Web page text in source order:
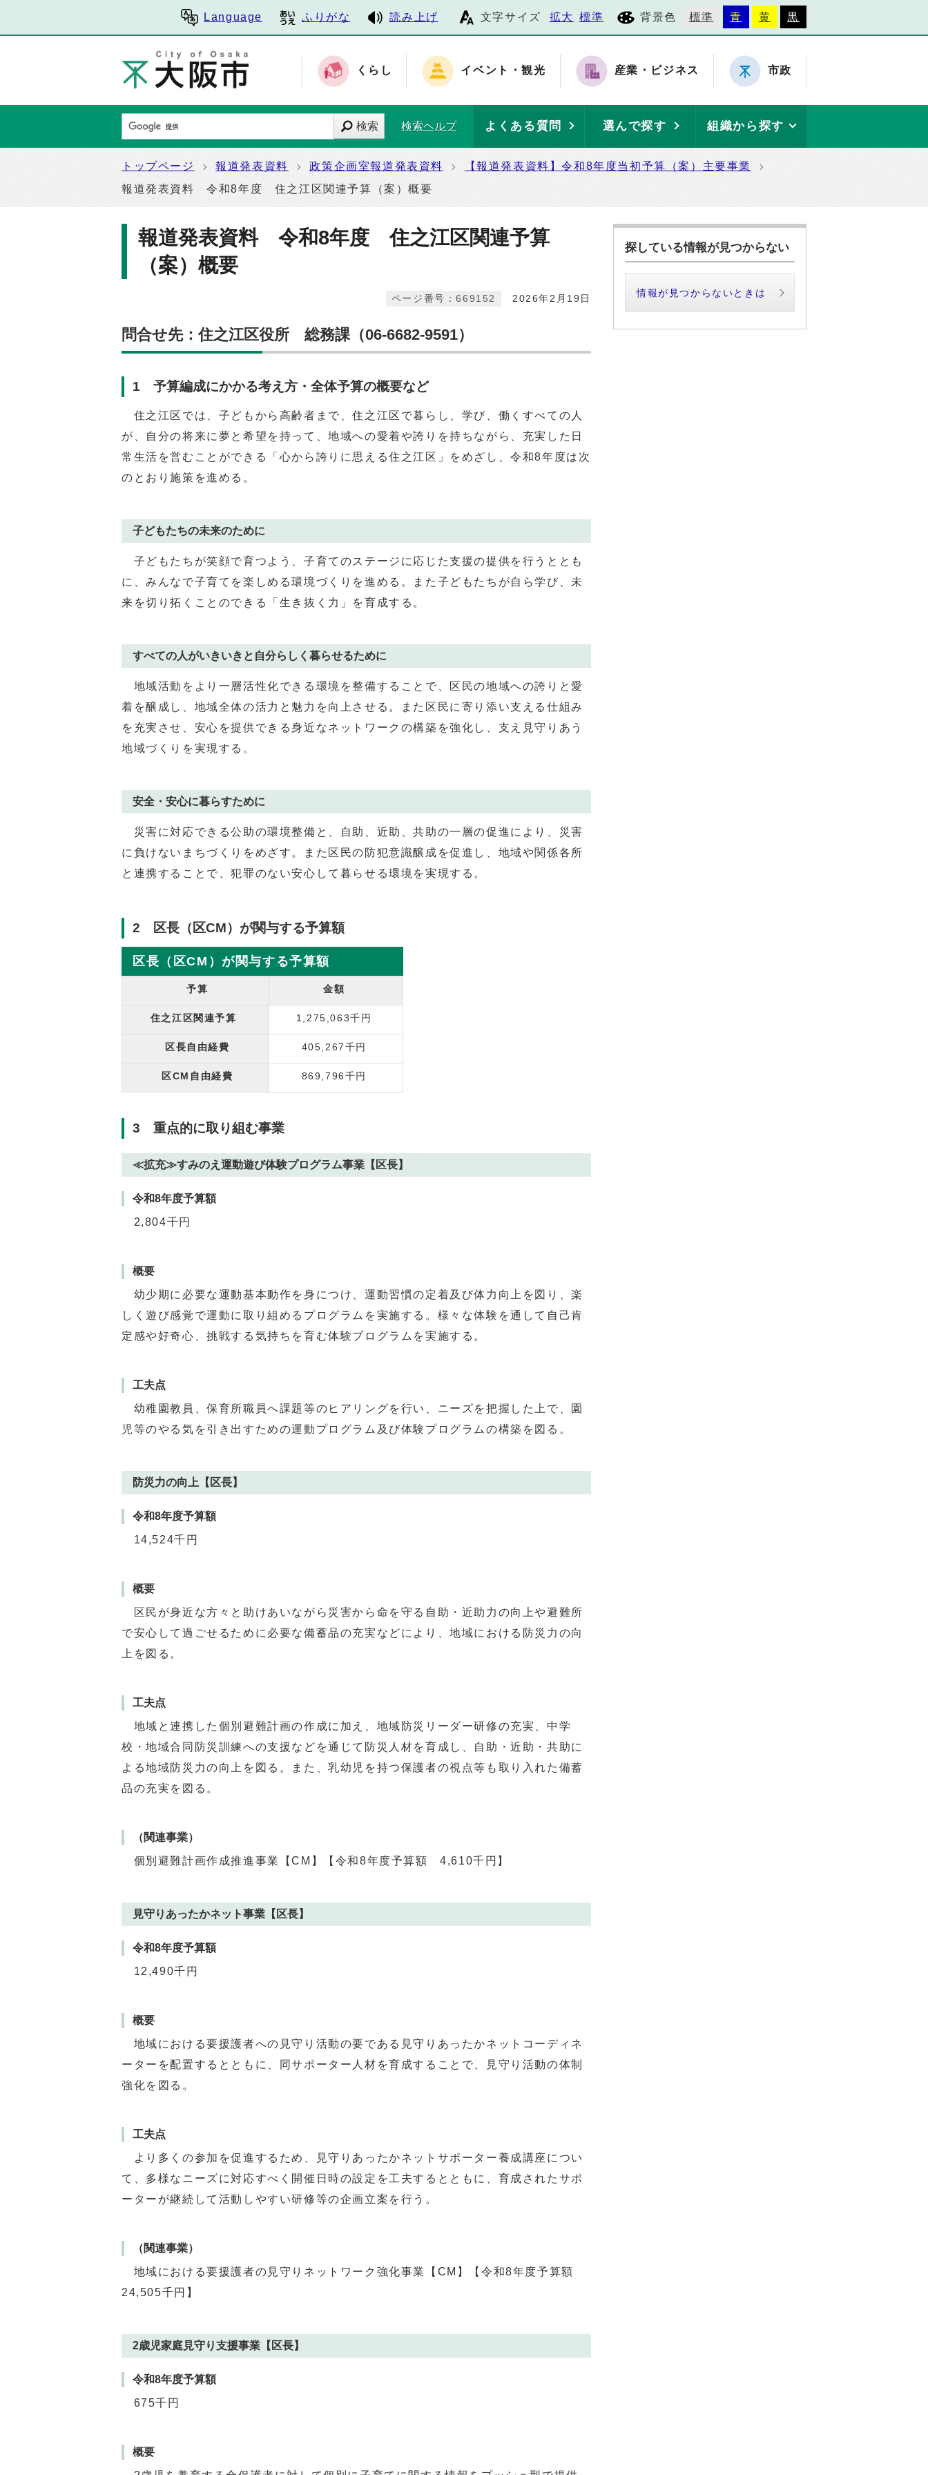
Language ふりがな 読み上げ 文字サイズ 拡大 標準 背景色 標準 青 黄 黒
くらし イベント・観光 産業・ビジネス 市政
検索 検索ヘルプ よくある質問 選んで探す 組織から探す
トップページ 報道発表資料 政策企画室報道発表資料
【報道発表資料】令和8年度当初予算（案）主要事業
報道発表資料 令和8年度 住之江区関連予算（案）概要
報道発表資料 令和8年度 住之江区関連予算
（案）概要
2026年2月19日
ページ番号：669152
問合せ先：住之江区役所 総務課（06-6682-9591）
1 予算編成にかかる考え方・全体予算の概要など
住之江区では、子どもから高齢者まで、住之江区で暮らし、学び、働くすべての人
が、自分の将来に夢と希望を持って、地域への愛着や誇りを持ちながら、充実した日
常生活を営むことができる「心から誇りに思える住之江区」をめざし、令和8年度は次
のとおり施策を進める。
子どもたちの未来のために
子どもたちが笑顔で育つよう、子育てのステージに応じた支援の提供を行うととも
に、みんなで子育てを楽しめる環境づくりを進める。また子どもたちが自ら学び、未
来を切り拓くことのできる「生き抜く力」を育成する。
すべての人がいきいきと自分らしく暮らせるために
地域活動をより一層活性化できる環境を整備することで、区民の地域への誇りと愛
着を醸成し、地域全体の活力と魅力を向上させる。また区民に寄り添い支える仕組み
を充実させ、安心を提供できる身近なネットワークの構築を強化し、支え見守りあう
地域づくりを実現する。
安全・安心に暮らすために
災害に対応できる公助の環境整備と、自助、近助、共助の一層の促進により、災害
に負けないまちづくりをめざす。また区民の防犯意識醸成を促進し、地域や関係各所
と連携することで、犯罪のない安心して暮らせる環境を実現する。
2 区長（区CM）が関与する予算額
区長（区CM）が関与する予算額
予算 金額
住之江区関連予算 1,275,063千円
区長自由経費 405,267千円
区CM自由経費 869,796千円
3 重点的に取り組む事業
≪拡充≫すみのえ運動遊び体験プログラム事業【区長】
令和8年度予算額
2,804千円
概要
幼少期に必要な運動基本動作を身につけ、運動習慣の定着及び体力向上を図り、楽
しく遊び感覚で運動に取り組めるプログラムを実施する。様々な体験を通して自己肯
定感や好奇心、挑戦する気持ちを育む体験プログラムを実施する。
工夫点
幼稚園教員、保育所職員へ課題等のヒアリングを行い、ニーズを把握した上で、園
児等のやる気を引き出すための運動プログラム及び体験プログラムの構築を図る。
防災力の向上【区長】
令和8年度予算額
14,524千円
概要
区民が身近な方々と助けあいながら災害から命を守る自助・近助力の向上や避難所
で安心して過ごせるために必要な備蓄品の充実などにより、地域における防災力の向
上を図る。
工夫点
地域と連携した個別避難計画の作成に加え、地域防災リーダー研修の充実、中学
校・地域合同防災訓練への支援などを通じて防災人材を育成し、自助・近助・共助に
よる地域防災力の向上を図る。また、乳幼児を持つ保護者の視点等も取り入れた備蓄
品の充実を図る。
（関連事業）
個別避難計画作成推進事業【CM】【令和8年度予算額 4,610千円】
見守りあったかネット事業【区長】
令和8年度予算額
12,490千円
概要
地域における要援護者への見守り活動の要である見守りあったかネットコーディネ
ーターを配置するとともに、同サポーター人材を育成することで、見守り活動の体制
強化を図る。
工夫点
より多くの参加を促進するため、見守りあったかネットサポーター養成講座につい
て、多様なニーズに対応すべく開催日時の設定を工夫するとともに、育成されたサポ
ーターが継続して活動しやすい研修等の企画立案を行う。
（関連事業）
地域における要援護者の見守りネットワーク強化事業【CM】【令和8年度予算額
24,505千円】
2歳児家庭見守り支援事業【区長】
令和8年度予算額
675千円
概要
探している情報が見つからない
情報が見つからないときは